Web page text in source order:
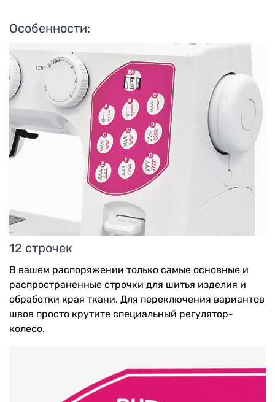
Особенности:
12 строчек
В вашем распоряжении только самые основные и
распространенные строчки для шитья изделия и
обработки края ткани. Для переключения вариантов
швов просто крутите специальный регулятор-
колесо.